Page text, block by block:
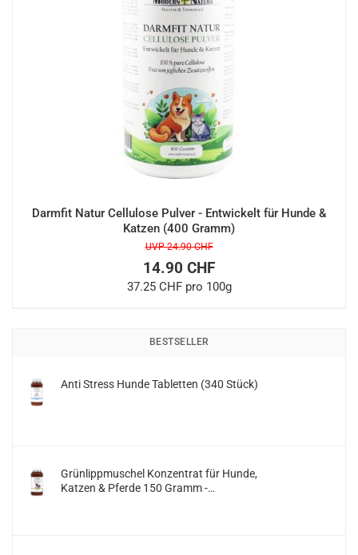
Darmfit Natur Cellulose Pulver - Entwickelt für Hunde &
Katzen (400 Gramm)
UVP 24.90 CHF
14.90 CHF
37.25 CHF pro 100g
BESTSELLER
Anti Stress Hunde Tabletten (340 Stück)
Grünlippmuschel Konzentrat für Hunde,
Katzen & Pferde 150 Gramm -